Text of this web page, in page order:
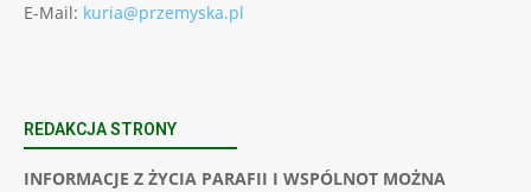
E-Mail: kuria@przemyska.pl
REDAKCJA STRONY
INFORMACJE Z ŻYCIA PARAFII I WSPÓLNOT MOŻNA